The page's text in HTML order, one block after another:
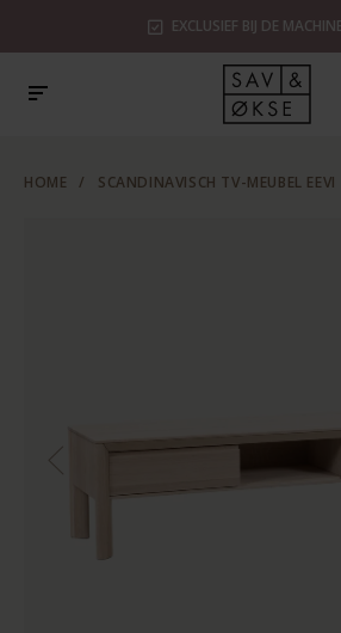
EXCLUSIEF BIJ DE
HOME / SCANDINAVISCH TV-MEUBEL EEVI